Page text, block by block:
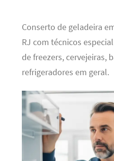
Conserto de geladeira
RJ com técnicos
de freezers, cervejeiras,
refrigeradores em geral.